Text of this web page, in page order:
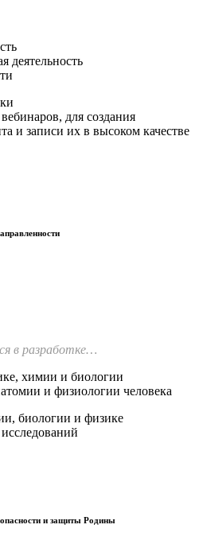
деятельность
для создания
и записи их в высоком качестве
в разработке…
химии и биологии
и физиологии человека
биологии и физике
и защиты Родины